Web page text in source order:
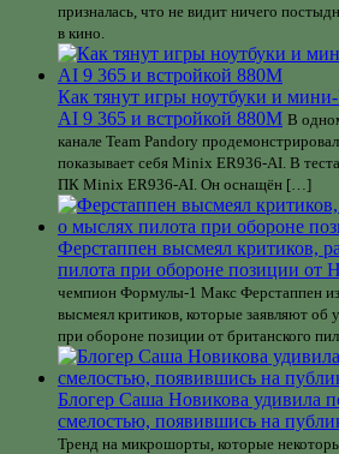
призналась, что не видит ничего
в кино.
Как тянут игры ноутбуки и
AI 9 365 и встройкой 880M В
канале Team Pandory
показывает себя Minix ER936-AI. В
ПК Minix ER936-AI. Он оснащён […]
Ферстаппен высмеял критиков,
пилота при обороне позиции от
чемпион Формулы-1 Макс Ферстаппен
высмеял критиков, которые заявляют об
при обороне позиции от британского
Блогер Саша Новикова удивила
смелостью, появившись на
Тренд на микрошорты, которые